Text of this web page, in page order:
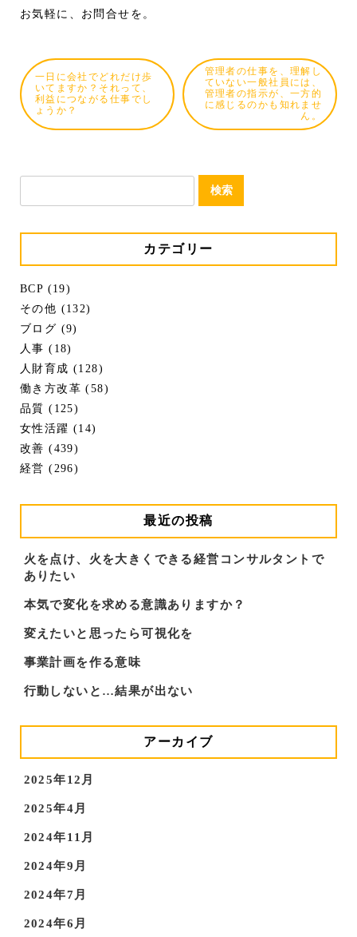
お気軽に、お問合せを。
一日に会社でどれだけ歩
いてますか？それって、
利益につながる仕事でし
ょうか？
管理者の仕事を、理解し
ていない一般社員には、
管理者の指示が、一方的
に感じるのかも知れませ
ん。
検
カテゴリー
BCP (19)
その他 (132)
ブログ (9)
人事 (18)
人財育成 (128)
働き方改革 (58)
品質 (125)
女性活躍 (14)
改善 (439)
経営 (296)
最近の投稿
火を点け、火を大きくできる経営コンサルタントで
ありたい
本気で変化を求める意識ありますか？
変えたいと思ったら可視化を
事業計画を作る意味
行動しないと…結果が出ない
アーカイブ
2025年12月
2025年4月
2024年11月
2024年9月
2024年7月
2024年6月